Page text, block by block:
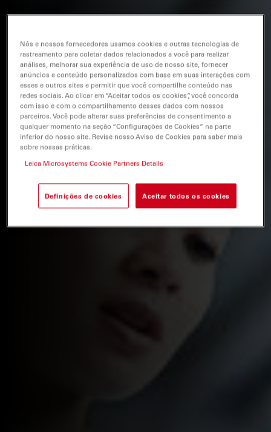
Nós e nossos fornecedores usamos cookies e outras tecnologias de
rastreamento para coletar dados relacionados a você para realizar
análises, melhorar sua experiência de uso de nosso site, fornecer
anúncios e conteúdo personalizados com base em suas interações com
esses e outros sites e permitir que você compartilhe conteúdo nas
redes sociais. Ao clicar em “Aceitar todos os cookies”, você concorda
com isso e com o compartilhamento desses dados com nossos
parceiros. Você pode alterar suas preferências de consentimento a
qualquer momento na seção “Configurações de Cookies” na parte
inferior do nosso site. Revise nosso Aviso de Cookies para saber mais
sobre nossas práticas.
Leica Microsystems Cookie Partners Details
Definições de cookies Aceitar todos os cookies